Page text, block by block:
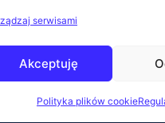
serwisami
Akceptuję
Polityka plików cookie